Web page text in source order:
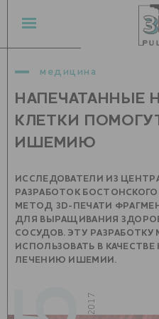
медицина
НАПЕЧАТАННЫЕ
КЛЕТКИ
ИШЕМИЮ
ИССЛЕДОВАТЕЛИ ИЗ
РАЗРАБОТОК
МЕТОД 3D-ПЕЧАТИ
ДЛЯ ВЫРАЩИВАНИЯ
СОСУДОВ. ЭТУ
ИСПОЛЬЗОВАТЬ В
ЛЕЧЕНИЮ ИШЕМИИ.